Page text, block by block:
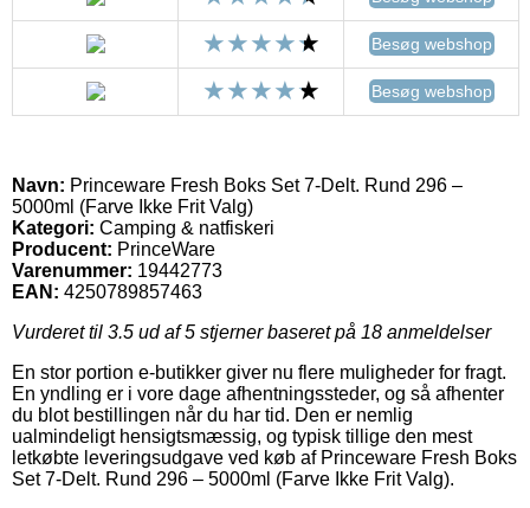
Besøg webshop
Besøg webshop
Navn: Princeware Fresh Boks Set 7-Delt. Rund 296 –
5000ml (Farve Ikke Frit Valg)
Kategori: Camping & natfiskeri
Producent: PrinceWare
Varenummer: 19442773
EAN: 4250789857463
Vurderet til 3.5 ud af 5 stjerner baseret på 18 anmeldelser
En stor portion e-butikker giver nu flere muligheder for fragt.
En yndling er i vore dage afhentningssteder, og så afhenter
du blot bestillingen når du har tid. Den er nemlig
ualmindeligt hensigtsmæssig, og typisk tillige den mest
letkøbte leveringsudgave ved køb af Princeware Fresh Boks
Set 7-Delt. Rund 296 – 5000ml (Farve Ikke Frit Valg).